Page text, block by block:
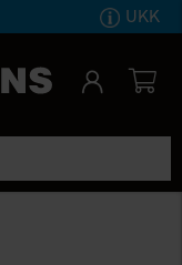
UKK